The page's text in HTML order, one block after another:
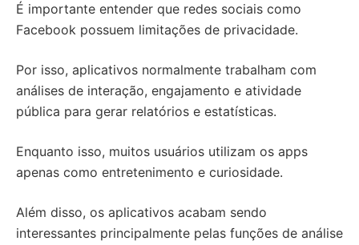
É importante entender que redes sociais como
Facebook possuem limitações de privacidade.
Por isso, aplicativos normalmente trabalham com
análises de interação, engajamento e atividade
pública para gerar relatórios e estatísticas.
Enquanto isso, muitos usuários utilizam os apps
apenas como entretenimento e curiosidade.
Além disso, os aplicativos acabam sendo
interessantes principalmente pelas funções de análise